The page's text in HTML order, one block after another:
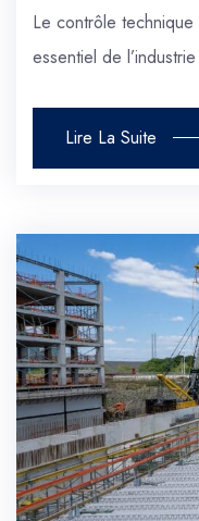
Le contrôle
essentiel de
Lire La Suite